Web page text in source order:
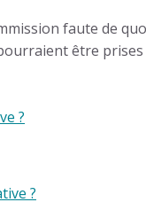
faute de
être prises
?
?